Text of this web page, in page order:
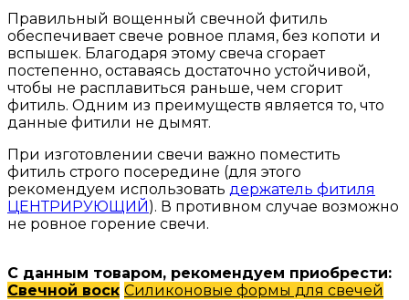
Правильный вощенный свечной фитиль
обеспечивает свече ровное пламя, без копоти и
вспышек. Благодаря этому свеча сгорает
постепенно, оставаясь достаточно устойчивой,
чтобы не расплавиться раньше, чем сгорит
фитиль. Одним из преимуществ является то, что
данные фитили не дымят.
При изготовлении свечи важно поместить
фитиль строго посередине (для этого
рекомендуем использовать держатель фитиля
ЦЕНТРИРУЮЩИЙ). В противном случае возможно
не ровное горение свечи.
С данным товаром, рекомендуем приобрести:
Свечной воск Силиконовые формы для свечей